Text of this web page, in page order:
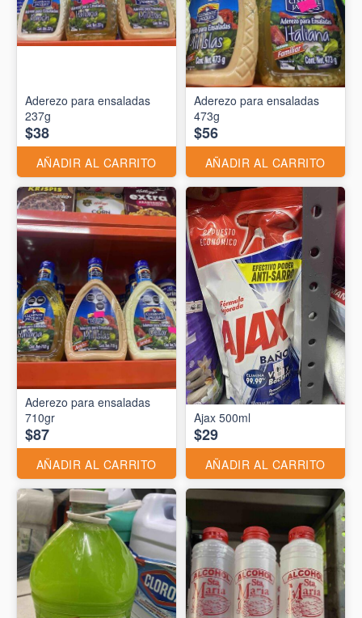
Aderezo para ensaladas
237g
$38
AÑADIR AL CARRITO
Aderezo para ensaladas
473g
$56
AÑADIR AL CARRITO
Aderezo para ensaladas
710gr
$87
AÑADIR AL CARRITO
Ajax 500ml
$29
AÑADIR AL CARRITO